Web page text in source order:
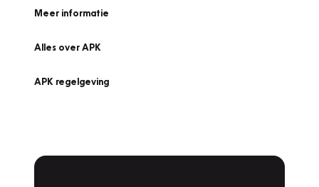
Meer informatie
Alles over APK
APK regelgeving